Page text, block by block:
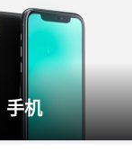
手机